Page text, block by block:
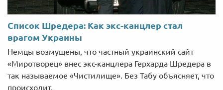
Список Шредера: Как экс-канцлер стал
врагом Украины
Немцы возмущены, что частный украинский сайт
«Миротворец» внес экс-канцлера Герхарда Шредера в
так называемое «Чистилище». Без Табу объясняет, что
происходит.